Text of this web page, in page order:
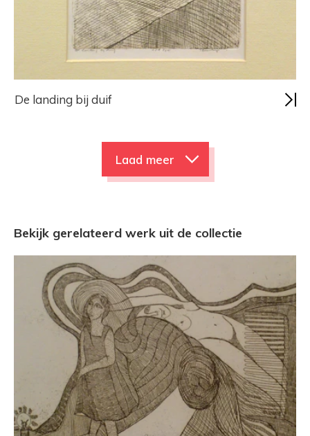
De landing bij duif
Laad meer
Bekijk gerelateerd werk uit de collectie